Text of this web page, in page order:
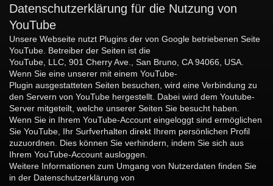
Datenschutzerklärung für die Nutzung von
YouTube
Unsere Webseite nutzt Plugins der von Google betriebenen Seite
YouTube. Betreiber der Seiten ist die
YouTube, LLC, 901 Cherry Ave., San Bruno, CA 94066, USA.
Wenn Sie eine unserer mit einem YouTube-
Plugin ausgestatteten Seiten besuchen, wird eine Verbindung zu
den Servern von YouTube hergestellt. Dabei wird dem Youtube-
Server mitgeteilt, welche unserer Seiten Sie besucht haben.
Wenn Sie in Ihrem YouTube-Account eingeloggt sind ermöglichen
Sie YouTube, Ihr Surfverhalten direkt Ihrem persönlichen Profil
zuzuordnen. Dies können Sie verhindern, indem Sie sich aus
Ihrem YouTube-Account ausloggen.
Weitere Informationen zum Umgang von Nutzerdaten finden Sie
in der Datenschutzerklärung von